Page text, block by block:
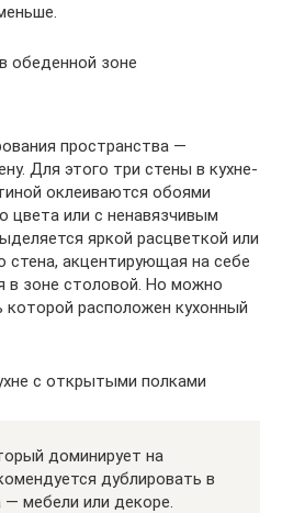
обеденной зоне
пространства —
Для этого три стены в кухне-
оклеиваются обоями
цвета или с ненавязчивым
яркой расцветкой или
акцентирующая на себе
в зоне столовой. Но можно
которой расположен кухонный
с открытыми полками
доминирует на
дублировать в
— мебели или декоре.